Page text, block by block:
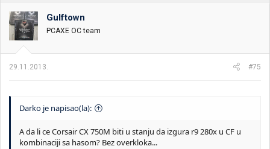
Gulftown
PCAXE OC team
29.11.2013. #75
Darko je napisao(la):
A da li ce Corsair CX 750M biti u stanju da izgura r9 280x u CF u
kombinaciji sa hasom? Bez overkloka...